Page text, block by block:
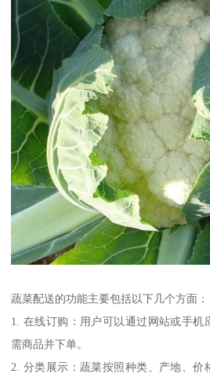
蔬菜配送的功能主要包括以下几个方面：
1. 在线订购：用户可以通过网站或手机
需商品并下单。
2. 分类展示：蔬菜按照种类、产地、价